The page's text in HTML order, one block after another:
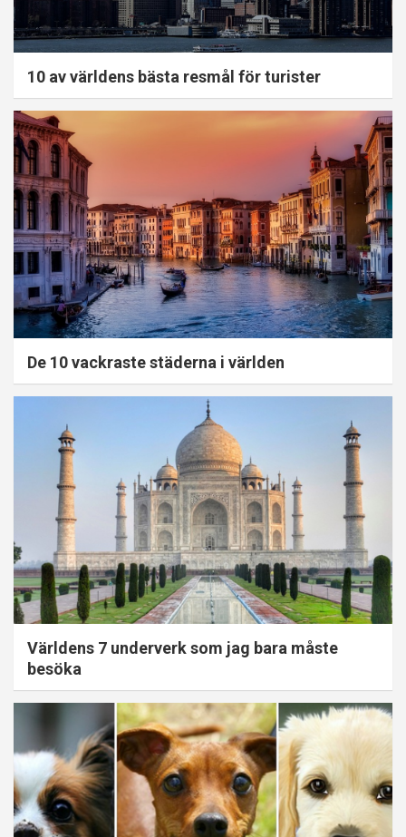
10 av världens bästa resmål för turister
De 10 vackraste städerna i världen
Världens 7 underverk som jag bara måste
besöka